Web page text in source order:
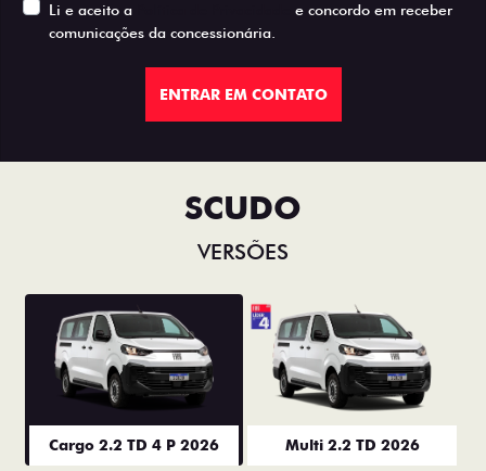
Li e aceito a
e concordo em receber
comunicações da concessionária.
ENTRAR EM CONTATO
SCUDO
VERSÕES
Cargo 2.2 TD 4 P 2026 Multi 2.2 TD 2026